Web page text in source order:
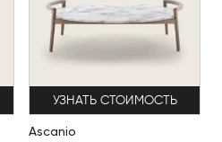
УЗНАТЬ СТОИМОСТЬ
Ascanio